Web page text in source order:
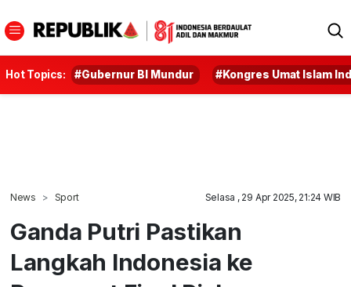
Hot Topics: #Gubernur BI Mundur #Kongres Umat Islam
News Sport Selasa , 29 Apr 2025, 21:24 WIB
Ganda Putri Pastikan
Langkah Indonesia ke